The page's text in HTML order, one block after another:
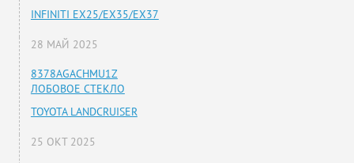
INFINITI EX25/EX35/EX37
28 МАЙ 2025
8378AGACHMU1Z
ЛОБОВОЕ СТЕКЛО
TOYOTA LANDCRUISER
25 ОКТ 2025